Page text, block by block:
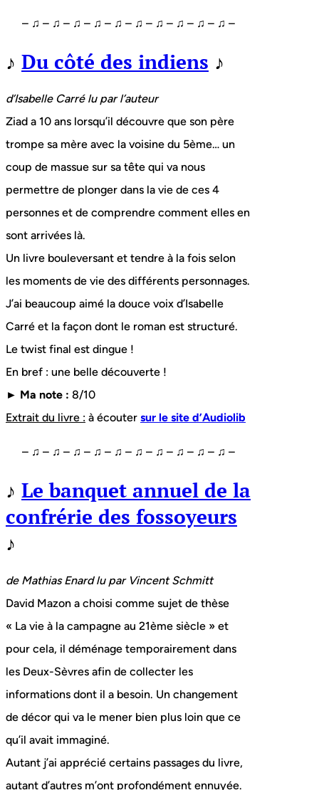
– ♫ – ♫ – ♫ – ♫ – ♫ – ♫ – ♫ – ♫ – ♫ – ♫ –
♪ Du côté des indiens ♪
d’Isabelle Carré lu par l’auteur
Ziad a 10 ans lorsqu’il découvre que son père
trompe sa mère avec la voisine du 5ème… un
coup de massue sur sa tête qui va nous
permettre de plonger dans la vie de ces 4
personnes et de comprendre comment elles en
sont arrivées là.
Un livre bouleversant et tendre à la fois selon
les moments de vie des différents personnages.
J’ai beaucoup aimé la douce voix d’Isabelle
Carré et la façon dont le roman est structuré.
Le twist final est dingue !
En bref : une belle découverte !
► Ma note : 8/10
Extrait du livre : à écouter sur le site d’Audiolib
– ♫ – ♫ – ♫ – ♫ – ♫ – ♫ – ♫ – ♫ – ♫ – ♫ –
♪ Le banquet annuel de la
confrérie des fossoyeurs
♪
de Mathias Enard lu par Vincent Schmitt
David Mazon a choisi comme sujet de thèse
« La vie à la campagne au 21ème siècle » et
pour cela, il déménage temporairement dans
les Deux-Sèvres afin de collecter les
informations dont il a besoin. Un changement
de décor qui va le mener bien plus loin que ce
qu’il avait immaginé.
Autant j’ai apprécié certains passages du livre,
autant d’autres m’ont profondément ennuyée.